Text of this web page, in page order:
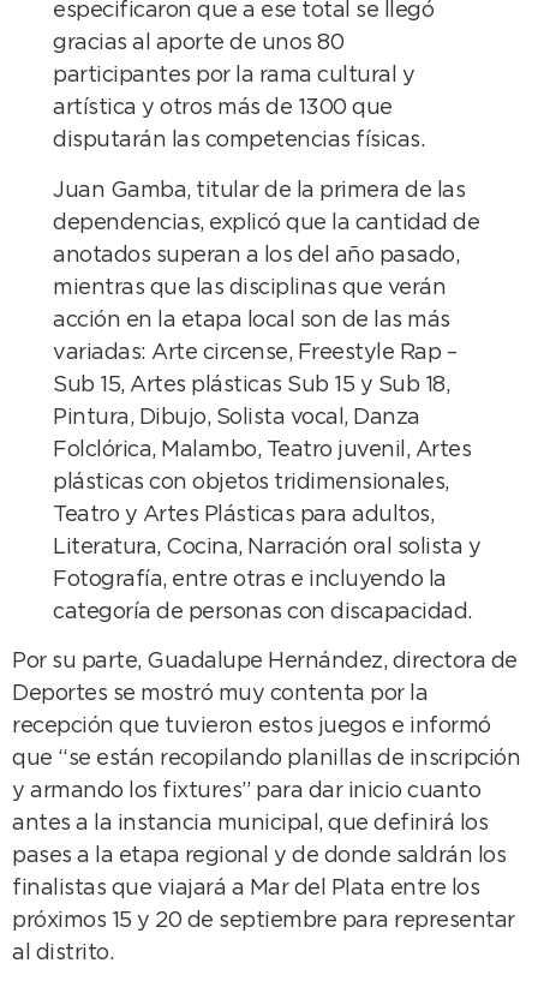
especificaron que a ese total se llegó
gracias al aporte de unos 80
participantes por la rama cultural y
artística y otros más de 1300 que
disputarán las competencias físicas.
Juan Gamba, titular de la primera de las
dependencias, explicó que la cantidad de
anotados superan a los del año pasado,
mientras que las disciplinas que verán
acción en la etapa local son de las más
variadas: Arte circense, Freestyle Rap –
Sub 15, Artes plásticas Sub 15 y Sub 18,
Pintura, Dibujo, Solista vocal, Danza
Folclórica, Malambo, Teatro juvenil, Artes
plásticas con objetos tridimensionales,
Teatro y Artes Plásticas para adultos,
Literatura, Cocina, Narración oral solista y
Fotografía, entre otras e incluyendo la
categoría de personas con discapacidad.
Por su parte, Guadalupe Hernández, directora de
Deportes se mostró muy contenta por la
recepción que tuvieron estos juegos e informó
que “se están recopilando planillas de inscripción
y armando los fixtures” para dar inicio cuanto
antes a la instancia municipal, que definirá los
pases a la etapa regional y de donde saldrán los
finalistas que viajará a Mar del Plata entre los
próximos 15 y 20 de septiembre para representar
al distrito.